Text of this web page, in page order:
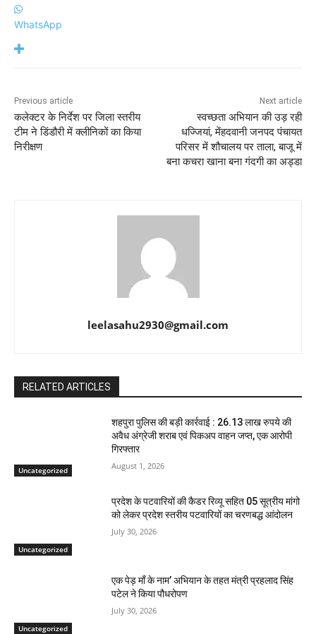
WhatsApp
Previous article
कलेक्टर के निर्देश पर जिला स्तरीय
टीम ने डिंडौरी में क्लीनिकों का किया
निरीक्षण
Next article
स्वच्छता अभियान की उड़ रही
धज्जियां, मेंहदवानी जनपद पंचायत
परिसर में शौचालय पर ताला, बाजू में
बना कचरा खाना बना गंदगी का अड्डा
leelasahu2930@gmail.com
RELATED ARTICLES
Uncategorized
शहपुरा पुलिस की बड़ी कार्रवाई : 26.13 लाख रुपये की
अवैध अंग्रेजी शराब एवं पिकअप वाहन जप्त, एक आरोपी
गिरफ्तार
August 1, 2026
Uncategorized
प्रदेश के पटवारियों की कैडर रिव्यू सहित 05 सूत्रीय मांगो
को लेकर प्रदेश स्तरीय पटवारियों का चरणबद्ध आंदोलन
July 30, 2026
Uncategorized
एक पेड़ माँ के नाम’ अभियान के तहत मंत्री प्रहलाद सिंह
पटेल ने किया पौधरोपण
July 30, 2026